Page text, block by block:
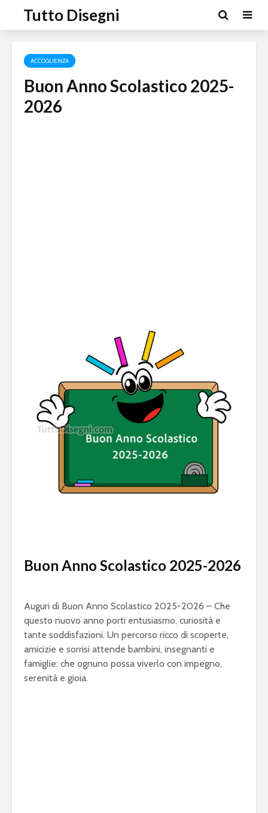
Tutto Disegni
ACCOGLIENZA
Buon Anno Scolastico 2025-
2026
Buon Anno Scolastico 2025-2026
Auguri di Buon Anno Scolastico 2025-2026 – Che
questo nuovo anno porti entusiasmo, curiosità e
tante soddisfazioni. Un percorso ricco di scoperte,
amicizie e sorrisi attende bambini, insegnanti e
famiglie: che ognuno possa viverlo con impegno,
serenità e gioia.